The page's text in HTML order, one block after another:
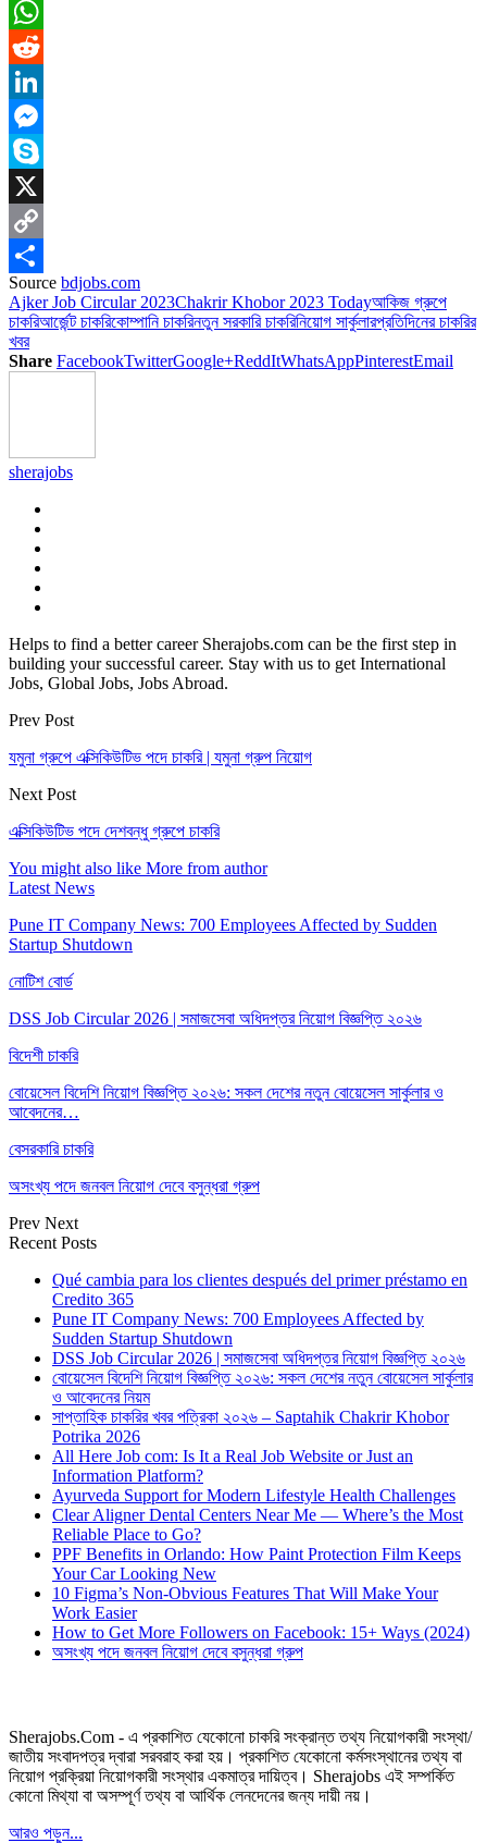
Email
WhatsApp
Reddit
LinkedIn
Messenger
Skype
X
Copy
Link
Share
Source bdjobs.com
Ajker Job Circular 2023Chakrir Khobor 2023 Todayআকিজ গ্রুপে
চাকরিআর্জেন্ট চাকরিকোম্পানি চাকরিনতুন সরকারি চাকরিনিয়োগ সার্কুলারপ্রতিদিনের চাকরির
খবর
Share FacebookTwitterGoogle+ReddItWhatsAppPinterestEmail
sherajobs
Helps to find a better career Sherajobs.com can be the first step in
building your successful career. Stay with us to get International
Jobs, Global Jobs, Jobs Abroad.
Prev Post
যমুনা গ্রুপে এক্সিকিউটিভ পদে চাকরি | যমুনা গ্রুপ নিয়োগ
Next Post
এক্সিকিউটিভ পদে দেশবন্ধু গ্রুপে চাকরি
You might also like More from author
Latest News
Pune IT Company News: 700 Employees Affected by Sudden
Startup Shutdown
নোটিশ বোর্ড
DSS Job Circular 2026 | সমাজসেবা অধিদপ্তর নিয়োগ বিজ্ঞপ্তি ২০২৬
বিদেশী চাকরি
বোয়েসেল বিদেশি নিয়োগ বিজ্ঞপ্তি ২০২৬: সকল দেশের নতুন বোয়েসেল সার্কুলার ও
আবেদনের…
বেসরকারি চাকরি
অসংখ্য পদে জনবল নিয়োগ দেবে বসুন্ধরা গ্রুপ
Prev Next
Recent Posts
Qué cambia para los clientes después del primer préstamo en
Credito 365
Pune IT Company News: 700 Employees Affected by
Sudden Startup Shutdown
DSS Job Circular 2026 | সমাজসেবা অধিদপ্তর নিয়োগ বিজ্ঞপ্তি ২০২৬
বোয়েসেল বিদেশি নিয়োগ বিজ্ঞপ্তি ২০২৬: সকল দেশের নতুন বোয়েসেল সার্কুলার
ও আবেদনের নিয়ম
সাপ্তাহিক চাকরির খবর পত্রিকা ২০২৬ – Saptahik Chakrir Khobor
Potrika 2026
All Here Job com: Is It a Real Job Website or Just an
Information Platform?
Ayurveda Support for Modern Lifestyle Health Challenges
Clear Aligner Dental Centers Near Me — Where’s the Most
Reliable Place to Go?
PPF Benefits in Orlando: How Paint Protection Film Keeps
Your Car Looking New
10 Figma’s Non-Obvious Features That Will Make Your
Work Easier
How to Get More Followers on Facebook: 15+ Ways (2024)
অসংখ্য পদে জনবল নিয়োগ দেবে বসুন্ধরা গ্রুপ
Sherajobs.Com - এ প্রকাশিত যেকোনো চাকরি সংক্রান্ত তথ্য নিয়োগকারী সংস্থা/
জাতীয় সংবাদপত্র দ্বারা সরবরাহ করা হয়। প্রকাশিত যেকোনো কর্মসংস্থানের তথ্য বা
নিয়োগ প্রক্রিয়া নিয়োগকারী সংস্থার একমাত্র দায়িত্ব। Sherajobs এই সম্পর্কিত
কোনো মিথ্যা বা অসম্পূর্ণ তথ্য বা আর্থিক লেনদেনের জন্য দায়ী নয়।
আরও পড়ুন...